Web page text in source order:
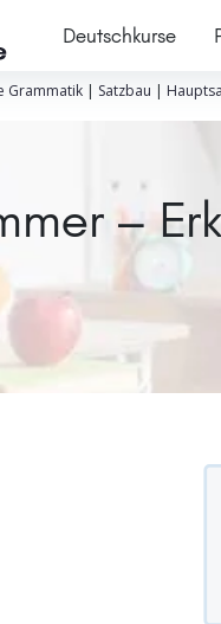
Deutschkurse
Grammatik| Satzbau |
–